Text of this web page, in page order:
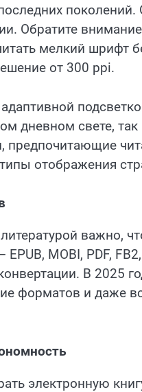
Обратите
мелкий шрифт
от 300 ppi.
дневном свете,
предпочитающие
отображения
важно,
MOBI, PDF,
В 2025
форматов и даже
электронную